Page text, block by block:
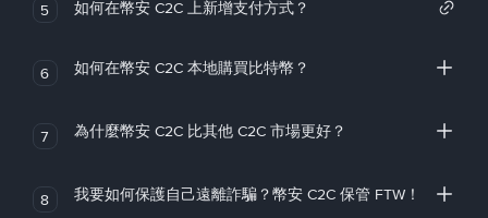
5 如何在幣安 C2C 上新增支付方式？
6 如何在幣安 C2C 本地購買比特幣？
7 為什麼幣安 C2C 比其他 C2C 市場更好？
8 我要如何保護自己遠離詐騙？幣安 C2C 保管 FTW！